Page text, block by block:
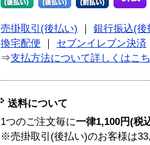
売掛取引(後払い)
銀行振込(後
換宅配便
セブンイレブン決済
⇒支払方法について詳しくはこ
送料について
1つのご注文毎に一律1,100円(税
※売掛取引(後払い)のお客様は